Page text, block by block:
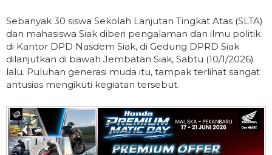
Sebanyak 30 siswa Sekolah Lanjutan Tingkat Atas (SLTA)
dan mahasiswa Siak diberi pengalaman dan ilmu politik
di Kantor DPD Nasdem Siak, di Gedung DPRD Siak
dilanjutkan di bawah Jembatan Siak, Sabtu (10/1/2026)
lalu. Puluhan generasi muda itu, tampak terlihat sangat
antusias mengikuti kegiatan tersebut.